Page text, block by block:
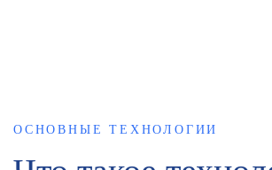
ОСНОВНЫЕ ТЕХНОЛОГИИ